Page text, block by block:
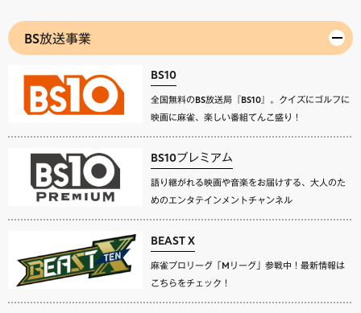
BS放送事業
BS10
全国無料のBS放送局『BS10』。クイズにゴルフに
映画に麻雀、楽しい番組てんこ盛り！
BS10プレミアム
語り継がれる映画や音楽をお届けする、大人のた
めのエンタテインメントチャンネル
BEAST X
麻雀プロリーグ「Mリーグ」参戦中！最新情報は
こちらをチェック！